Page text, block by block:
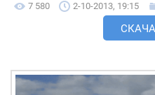
7 580 2-10-2013, 19:15